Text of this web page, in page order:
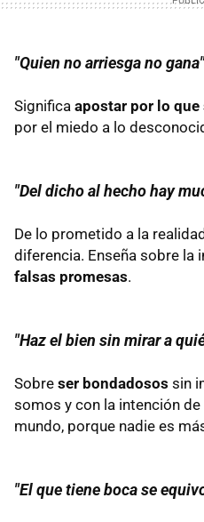
"Quien no arriesga no gana"
Significa apostar por lo que
por el miedo a lo
"Del dicho al hecho hay
De lo prometido a la
diferencia. Enseña sobre la
falsas promesas.
"Haz el bien sin mirar a
Sobre ser bondadosos sin
somos y con la intención
mundo, porque nadie es
"El que tiene boca se